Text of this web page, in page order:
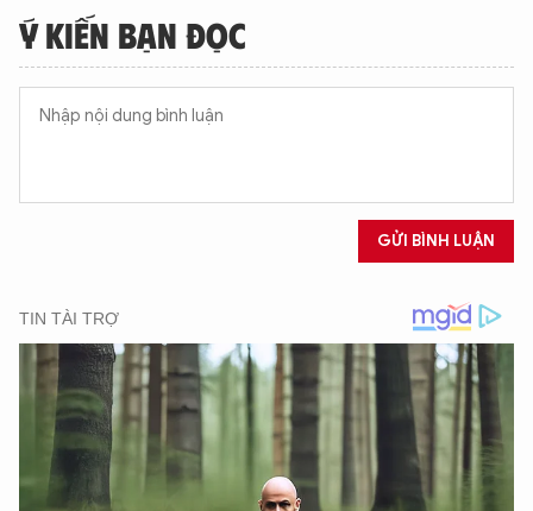
Ý KIẾN BẠN ĐỌC
GỬI BÌNH LUẬN
XIN CHÀO,
Hãy hỏi tôi bất kỳ điều gì bạn cần biết về
An Ninh Thủ Đô nhé. Tôi sẵn sàng hỗ trợ!